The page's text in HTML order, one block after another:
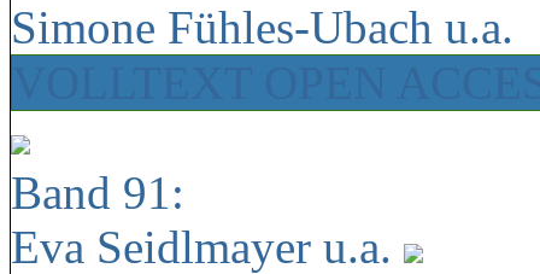
Simone Fühles-Ubach u.a.
Band 91:
Eva Seidlmayer u.a.